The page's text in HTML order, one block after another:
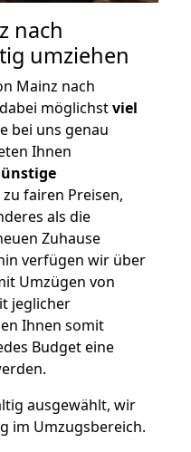
nach
umziehen
Mainz nach
möglichstviel
bei uns genau
Ihnen
zu fairen Preisen,
als die
Zuhause
verfügen wir über
Umzügen von
jeglicher
Ihnen somit
Budget eine
ausgewählt, wir
im Umzugsbereich.